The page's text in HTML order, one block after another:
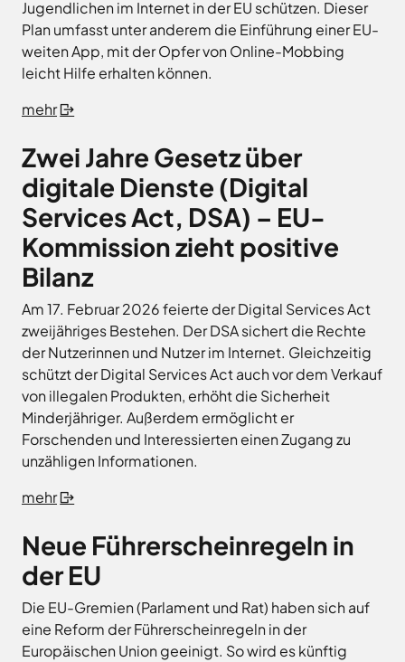
Jugendlichen im Internet in der EU schützen. Dieser
Plan umfasst unter anderem die Einführung einer EU-
weiten App, mit der Opfer von Online-Mobbing
leicht Hilfe erhalten können.
mehr
Zwei Jahre Gesetz über
digitale Dienste (Digital
Services Act, DSA) – EU-
Kommission zieht positive
Bilanz
Am 17. Februar 2026 feierte der Digital Services Act
zweijähriges Bestehen. Der DSA sichert die Rechte
der Nutzerinnen und Nutzer im Internet. Gleichzeitig
schützt der Digital Services Act auch vor dem Verkauf
von illegalen Produkten, erhöht die Sicherheit
Minderjähriger. Außerdem ermöglicht er
Forschenden und Interessierten einen Zugang zu
unzähligen Informationen.
mehr
Neue Führerscheinregeln in
der EU
Die EU-Gremien (Parlament und Rat) haben sich auf
eine Reform der Führerscheinregeln in der
Europäischen Union geeinigt. So wird es künftig